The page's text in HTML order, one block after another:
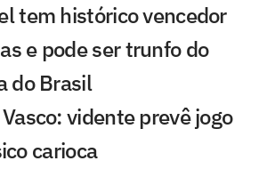
tem histórico vencedor
e pode ser trunfo do
do Brasil
vidente prevê jogo
carioca